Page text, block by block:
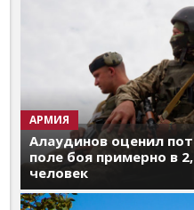
АРМИЯ
Алаудинов оценил
поле боя примерно в
человек